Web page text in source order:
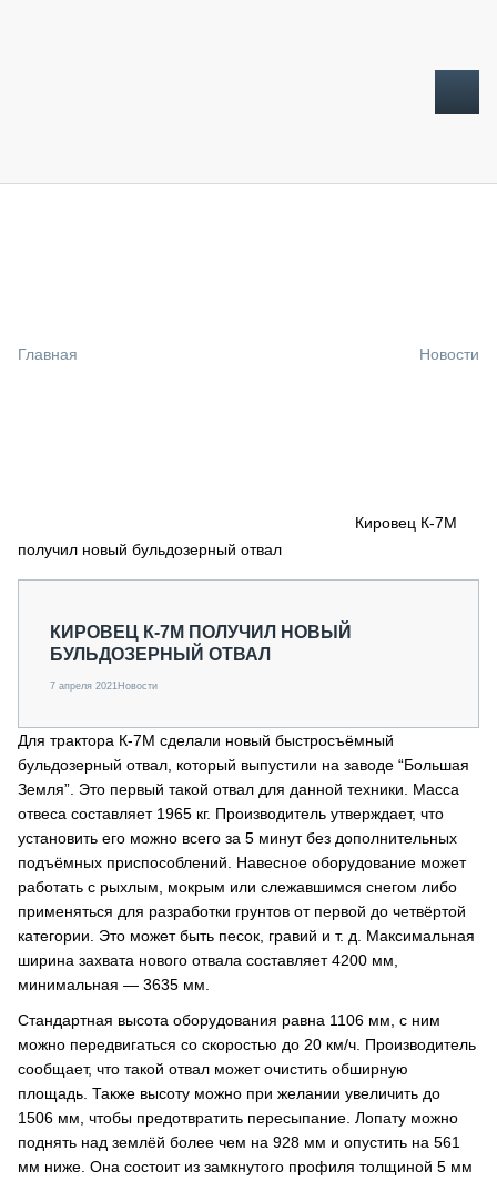
СПЕЦПРОЕКТЫ
О ПРОЕКТЕ
Главная Новости
Кировец К-7М
получил новый бульдозерный отвал
КИРОВЕЦ К-7М ПОЛУЧИЛ НОВЫЙ
БУЛЬДОЗЕРНЫЙ ОТВАЛ
7 апреля 2021Новости
Для трактора К-7М сделали новый быстросъёмный
бульдозерный отвал, который выпустили на заводе “Большая
Земля”. Это первый такой отвал для данной техники. Масса
отвеса составляет 1965 кг. Производитель утверждает, что
установить его можно всего за 5 минут без дополнительных
подъёмных приспособлений. Навесное оборудование может
работать с рыхлым, мокрым или слежавшимся снегом либо
применяться для разработки грунтов от первой до четвёртой
категории. Это может быть песок, гравий и т. д. Максимальная
ширина захвата нового отвала составляет 4200 мм,
минимальная — 3635 мм.
Стандартная высота оборудования равна 1106 мм, с ним
можно передвигаться со скоростью до 20 км/ч. Производитель
сообщает, что такой отвал может очистить обширную
площадь. Также высоту можно при желании увеличить до
1506 мм, чтобы предотвратить пересыпание. Лопату можно
поднять над землёй более чем на 928 мм и опустить на 561
мм ниже. Она состоит из замкнутого профиля толщиной 5 мм